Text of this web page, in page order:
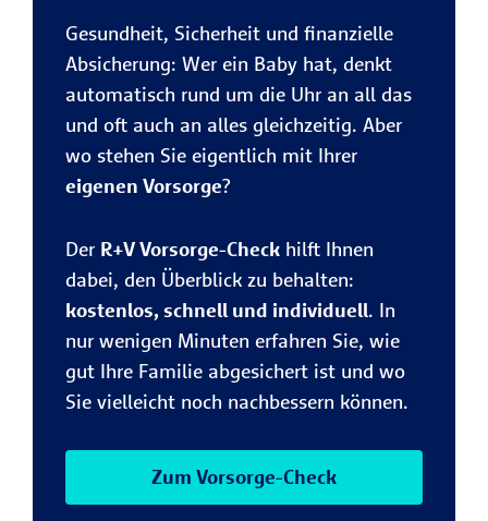
Gesundheit, Sicherheit und finanzielle
Absicherung: Wer ein Baby hat, denkt
automatisch rund um die Uhr an all das
und oft auch an alles gleichzeitig. Aber
wo stehen Sie eigentlich mit Ihrer
eigenen Vorsorge?
Der R+V Vorsorge-Check hilft Ihnen
dabei, den Überblick zu behalten:
kostenlos, schnell und individuell. In
nur wenigen Minuten erfahren Sie, wie
gut Ihre Familie abgesichert ist und wo
Sie vielleicht noch nachbessern können.
Zum Vorsorge-Check